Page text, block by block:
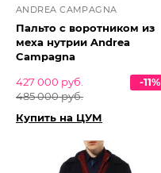
ANDREA CAMPAGNA
Пальто с воротником из
меха нутрии Andrea
Campagna
427 000 руб.
485 000 руб.
-11%
Купить на ЦУМ